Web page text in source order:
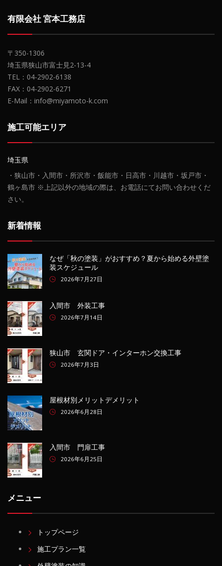
有限会社 宮本工務店
〒350-1306
埼玉県狭山市富士見2-13-4
TEL：04-2902-6138
FAX：04-2902-6271
E-Mail：info@miyamoto-k.com
施工可能エリア
埼玉県
・狭山市・入間市・所沢市・飯能市・日高市・川越市・坂戸市・
鶴ヶ島市 ※上記以外の地域の際は、お電話にてお問い合わせくだ
さい。
新着情報
なぜ「秋の塗装」がおすすめ？夏から始める外壁塗
装スケジュール
2026年7月27日
入間市 外装工事
2026年7月14日
狭山市 玄関ドア・インターホン交換工事
2026年7月3日
屋根材別メリットデメリット
2026年6月28日
入間市 門扉工事
2026年6月25日
メニュー
トップページ
施工プラン一覧